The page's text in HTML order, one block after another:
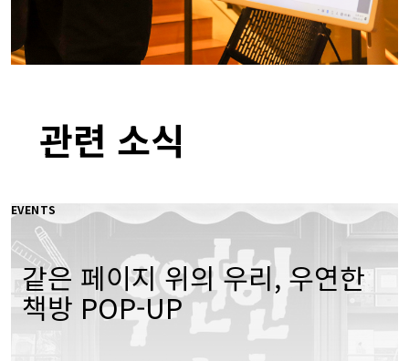
관련 소식
EVENTS
같은 페이지 위의 우리, 우연한
책방 POP-UP